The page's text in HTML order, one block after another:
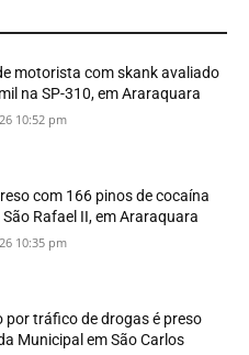
motorista com skank avaliado
na SP-310, em Araraquara
10:52 pm
com 166 pinos de cocaína
Rafael II, em Araraquara
10:35 pm
por tráfico de drogas é preso
Municipal em São Carlos